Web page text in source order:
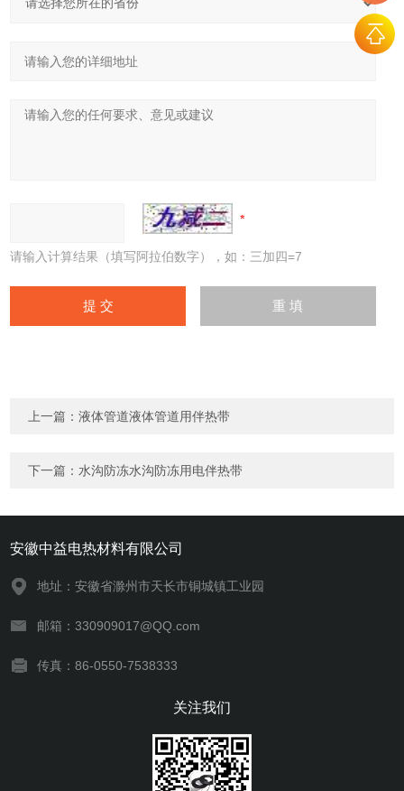
请输入计算结果（填写阿拉伯数字），如：三加四=7
上一篇：液体管道液体管道用伴热带
下一篇： 水沟防冻水沟防冻用电伴热带
安徽中益电热材料有限公司
地址：安徽省滁州市天长市铜城镇工业园
邮箱：330909017@QQ.com
传真：86-0550-7538333
关注我们